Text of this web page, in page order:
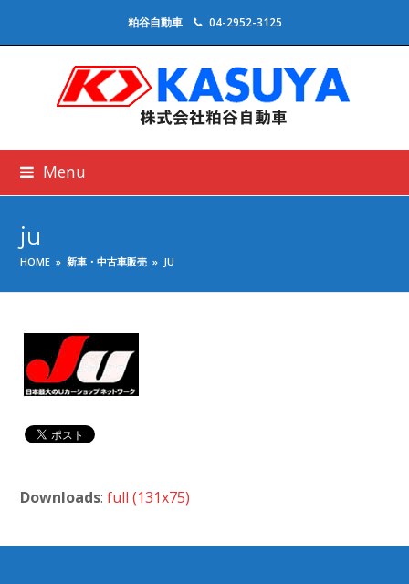
粕谷自動車 04-2952-3125
Menu
ju
HOME » 新車・中古車販売 » JU
Downloads:full (131x75)